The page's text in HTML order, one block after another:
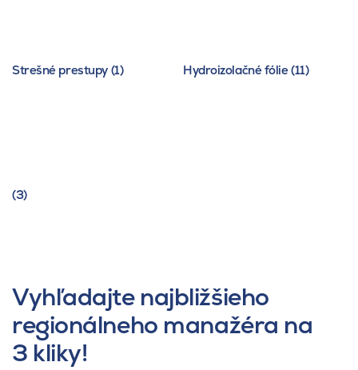
Strešné prestupy (1) Hydroizolačné fólie (11)
(3)
Vyhľadajte najbližšieho
regionálneho manažéra na
3 kliky!